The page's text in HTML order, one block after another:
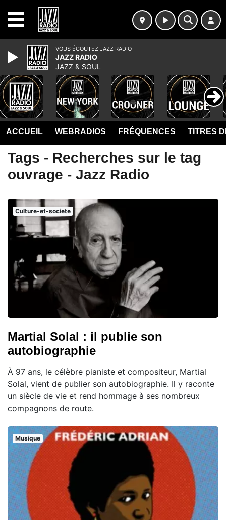
ACCUEIL WEBRADIOS FRÉQUENCES TITRES
Tags - Recherches sur le tag
ouvrage - Jazz Radio
Culture-et-societe
Martial Solal : il publie son
autobiographie
À 97 ans, le célèbre pianiste et compositeur, Martial
Solal, vient de publier son autobiographie. Il y raconte
un siècle de vie et rend hommage à ses nombreux
compagnons de route.
Musique
VOUS ÉCOUTEZ JAZZ RADIO
JAZZ RADIO
JAZZ & SOUL